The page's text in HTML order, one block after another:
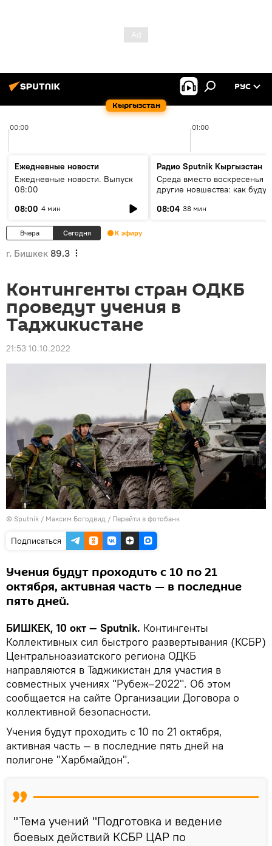
Кыргызстан
РУС
00:00 01:00
Ежедневные новости
Ежедневные новости. Выпуск
08:00
08:00 4 мин
Радио Sputnik Кыргызстан
Среда вместо воскресенья и
другие новшества: как будут
08:04 38 мин
Вчера Сегодня К эфиру
г. Бишкек 89.3
Контингенты стран ОДКБ
проведут учения в
Таджикистане
21:53 10.10.2022
© Sputnik / Максим Богодвид / Перейти в фотобанк
Подписаться
Учения будут проходить с 10 по 21
октября, активная часть — в последние
пять дней.
БИШКЕК, 10 окт — Sputnik. Контингенты
Коллективных сил быстрого развертывания (КСБР)
Центральноазиатского региона ОДКБ
направляются в Таджикистан для участия в
совместных учениях "Рубеж–2022". Об этом
сообщается на сайте Организации Договора о
коллективной безопасности.
Учения будут проходить с 10 по 21 октября,
активная часть — в последние пять дней на
полигоне "Харбмайдон".
"Тема учений "Подготовка и ведение
боевых действий КСБР ЦАР по